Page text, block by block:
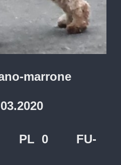
marrone
PL 0 FU-